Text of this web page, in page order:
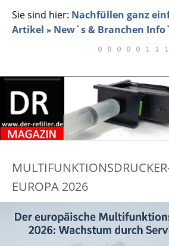
Sie sind hier: Nachfüllen ganz
Artikel » New`s & Branchen
EUROPA 2026